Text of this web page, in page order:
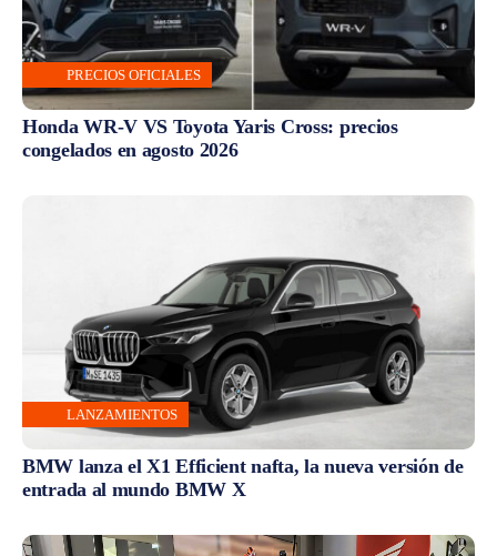
PRECIOS OFICIALES
Honda WR-V VS Toyota Yaris Cross: precios
congelados en agosto 2026
LANZAMIENTOS
BMW lanza el X1 Efficient nafta, la nueva versión de
entrada al mundo BMW X